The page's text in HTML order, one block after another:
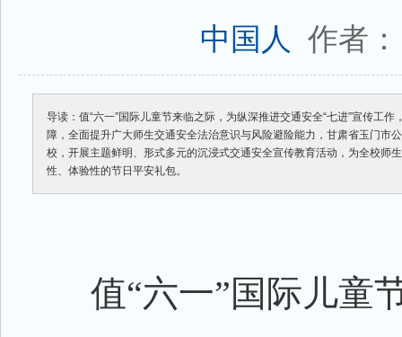
中国人 作者：
导读：值“六一”国际儿童节来临之际，为纵深推进交通安全“七进”宣传工
障，全面提升广大师生交通安全法治意识与风险避险能力，甘肃省玉门市
校，开展主题鲜明、形式多元的沉浸式交通安全宣传教育活动，为全校师
性、体验性的节日平安礼包。
值“六一”国际儿童